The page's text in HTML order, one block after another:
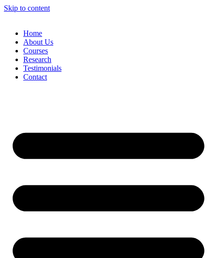
Skip to content
Home
About Us
Courses
Research
Testimonials
Contact